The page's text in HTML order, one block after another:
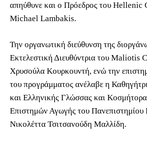
απηύθυνε και ο Πρόεδρος του Hellenic
Michael Lambakis.
Την οργανωτική διεύθυνση της
Εκτελεστική Διευθύντρια του Maliotis
Χρυσούλα Κουρκουντή, ενώ την
του προγράμματος ανέλαβε η
και Ελληνικής Γλώσσας και
Επιστημών Αγωγής του Πανεπιστημίου
Νικολέττα Τσιτσανούδη Μαλλίδη.